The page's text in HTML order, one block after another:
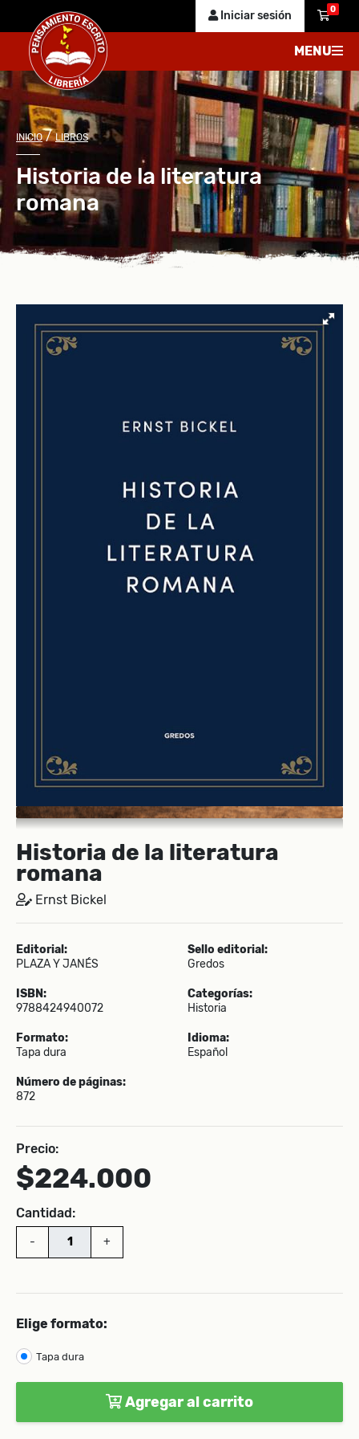
Iniciar sesión 0
MENU
INICIO/LIBROS
Historia de la literatura
romana
Historia de la literatura
romana
Ernst Bickel
Editorial:
PLAZA Y JANÉS
Sello editorial:
Gredos
ISBN:
9788424940072
Categorías:
Historia
Formato:
Tapa dura
Idioma:
Español
Número de páginas:
872
Precio:
$224.000
Cantidad:
- +
Elige formato:
Tapa dura
Agregar al carrito